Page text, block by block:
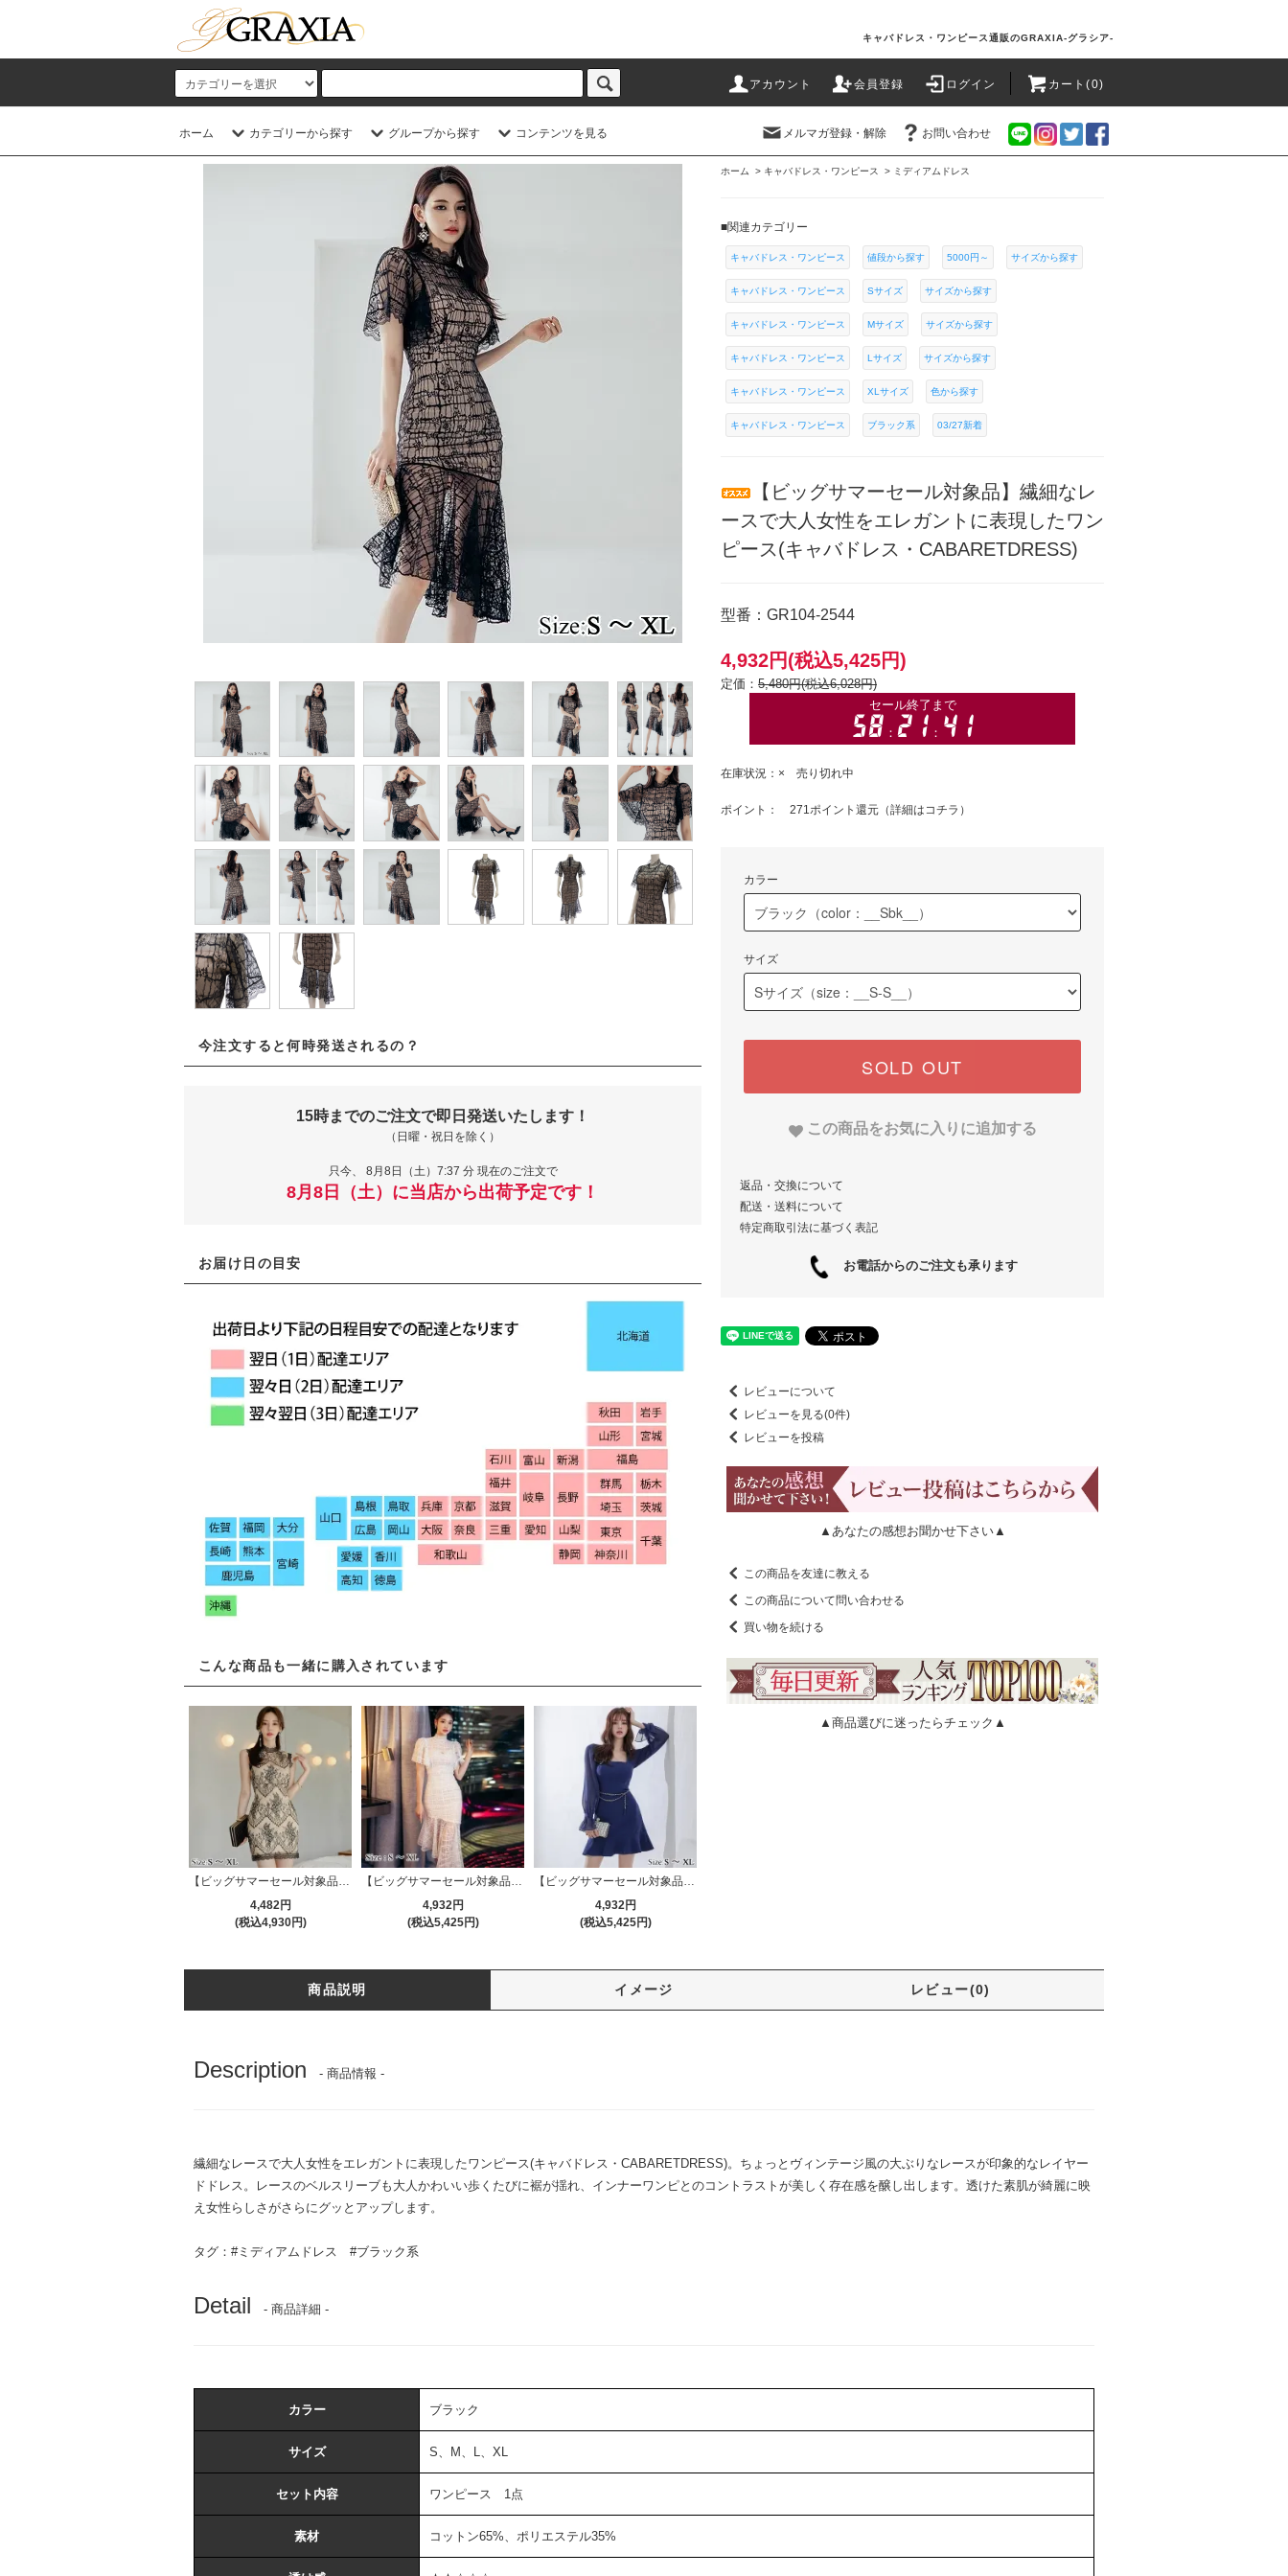
キャバドレス・ワンピース通販のGRAXIA-グラシア-
アカウント 会員登録 ログイン カート(0)
ホーム カテゴリーから探す グループから探す コンテンツを見る メルマガ登録・解除 お問い合わせ
今注文すると何時発送されるの？
15時までのご注文で即日発送いたします！
（日曜・祝日を除く）
只今、 8月8日（土）7:37 分 現在のご注文で
8月8日（土）に当店から出荷予定です！
お届け日の目安
こんな商品も一緒に購入されています
【ビッグサマーセール対象品】ヌーディなフラワーレースのミニドレス(キャバドレス・CABARETDRESS)
4,482円
(税込4,930円)
【ビッグサマーセール対象品】表情豊かなアシンメトリーデザインが特徴のロングワンピース(キャバドレス・CABARETDRESS)
4,932円
(税込5,425円)
【ビッグサマーセール対象品】キャンディースリーブが大人かわいいミニドレス(キャバドレス・CABARETDRESS)
4,932円
(税込5,425円)
ホーム > キャバドレス・ワンピース > ミディアムドレス
■関連カテゴリー
キャバドレス・ワンピース 値段から探す 5000円～ サイズから探す
キャバドレス・ワンピース Sサイズ サイズから探す
キャバドレス・ワンピース Mサイズ サイズから探す
キャバドレス・ワンピース Lサイズ サイズから探す
キャバドレス・ワンピース XLサイズ 色から探す
キャバドレス・ワンピース ブラック系 03/27新着
【ビッグサマーセール対象品】繊細なレ
ースで大人女性をエレガントに表現したワン
ピース(キャバドレス・CABARETDRESS)
型番：GR104-2544
4,932円(税込5,425円)
定価： 5,480円(税込6,028円)
在庫状況：× 売り切れ中
ポイント： 271ポイント還元（詳細はコチラ ）
カラー
サイズ
SOLD OUT
この商品をお気に入りに追加する
返品・交換について
配送・送料について
特定商取引法に基づく表記
お電話からのご注文も承ります
レビューについて
レビューを見る(0件)
レビューを投稿
▲あなたの感想お聞かせ下さい▲
この商品を友達に教える
この商品について問い合わせる
買い物を続ける
▲商品選びに迷ったらチェック▲
商品説明 イメージ レビュー(0)
Description - 商品情報 -
繊細なレースで大人女性をエレガントに表現したワンピース(キャバドレス・CABARETDRESS)。ちょっとヴィンテージ風の大ぶりなレースが印象的なレイヤー
ドドレス。レースのベルスリーブも大人かわいい歩くたびに裾が揺れ、インナーワンピとのコントラストが美しく存在感を醸し出します。透けた素肌が綺麗に映
え女性らしさがさらにグッとアップします。
タグ： #ミディアムドレス #ブラック系
Detail - 商品詳細 -
カラー ブラック
サイズ S、M、L、XL
セット内容 ワンピース 1点
素材 コットン65%、ポリエステル35%